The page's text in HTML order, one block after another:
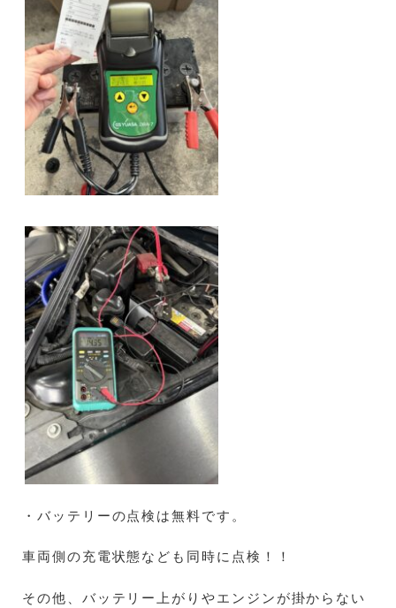
・バッテリーの点検は無料です。
車両側の充電状態なども同時に点検！！
その他、バッテリー上がりやエンジンが掛からない